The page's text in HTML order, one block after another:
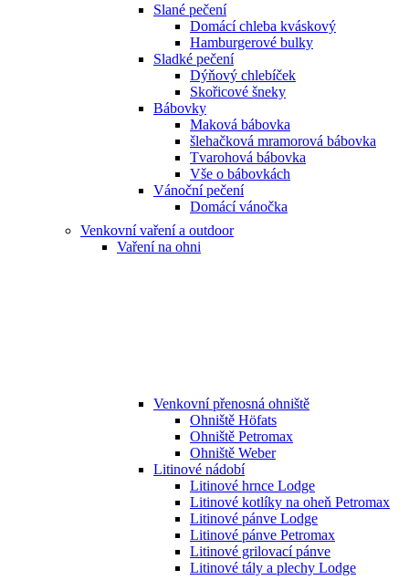
Slané pečení
Domácí chleba kváskový
Hamburgerové bulky
Sladké pečení
Dýňový chlebíček
Skořicové šneky
Bábovky
Maková bábovka
šlehačková mramorová bábovka
Tvarohová bábovka
Vše o bábovkách
Vánoční pečení
Domácí vánočka
Venkovní vaření a outdoor
Vaření na ohni
Venkovní přenosná ohniště
Ohniště Höfats
Ohniště Petromax
Ohniště Weber
Litinové nádobí
Litinové hrnce Lodge
Litinové kotlíky na oheň Petromax
Litinové pánve Lodge
Litinové pánve Petromax
Litinové grilovací pánve
Litinové tály a plechy Lodge